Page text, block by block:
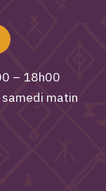
– 18h00
matin